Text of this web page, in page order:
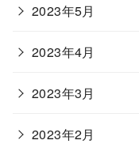
2023年5月
2023年4月
2023年3月
2023年2月